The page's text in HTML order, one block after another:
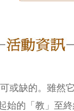
或缺的。雖然
始的「教」至